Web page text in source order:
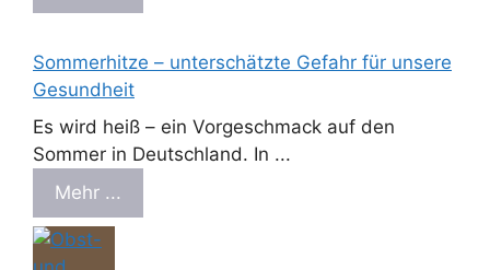
Sommerhitze – unterschätzte Gefahr für unsere
Gesundheit
Es wird heiß – ein Vorgeschmack auf den
Sommer in Deutschland. In ...
Mehr ...